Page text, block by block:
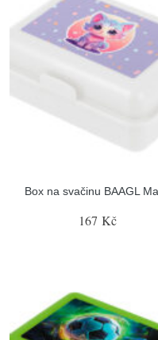
Box na svačinu BAAGL
167 Kč